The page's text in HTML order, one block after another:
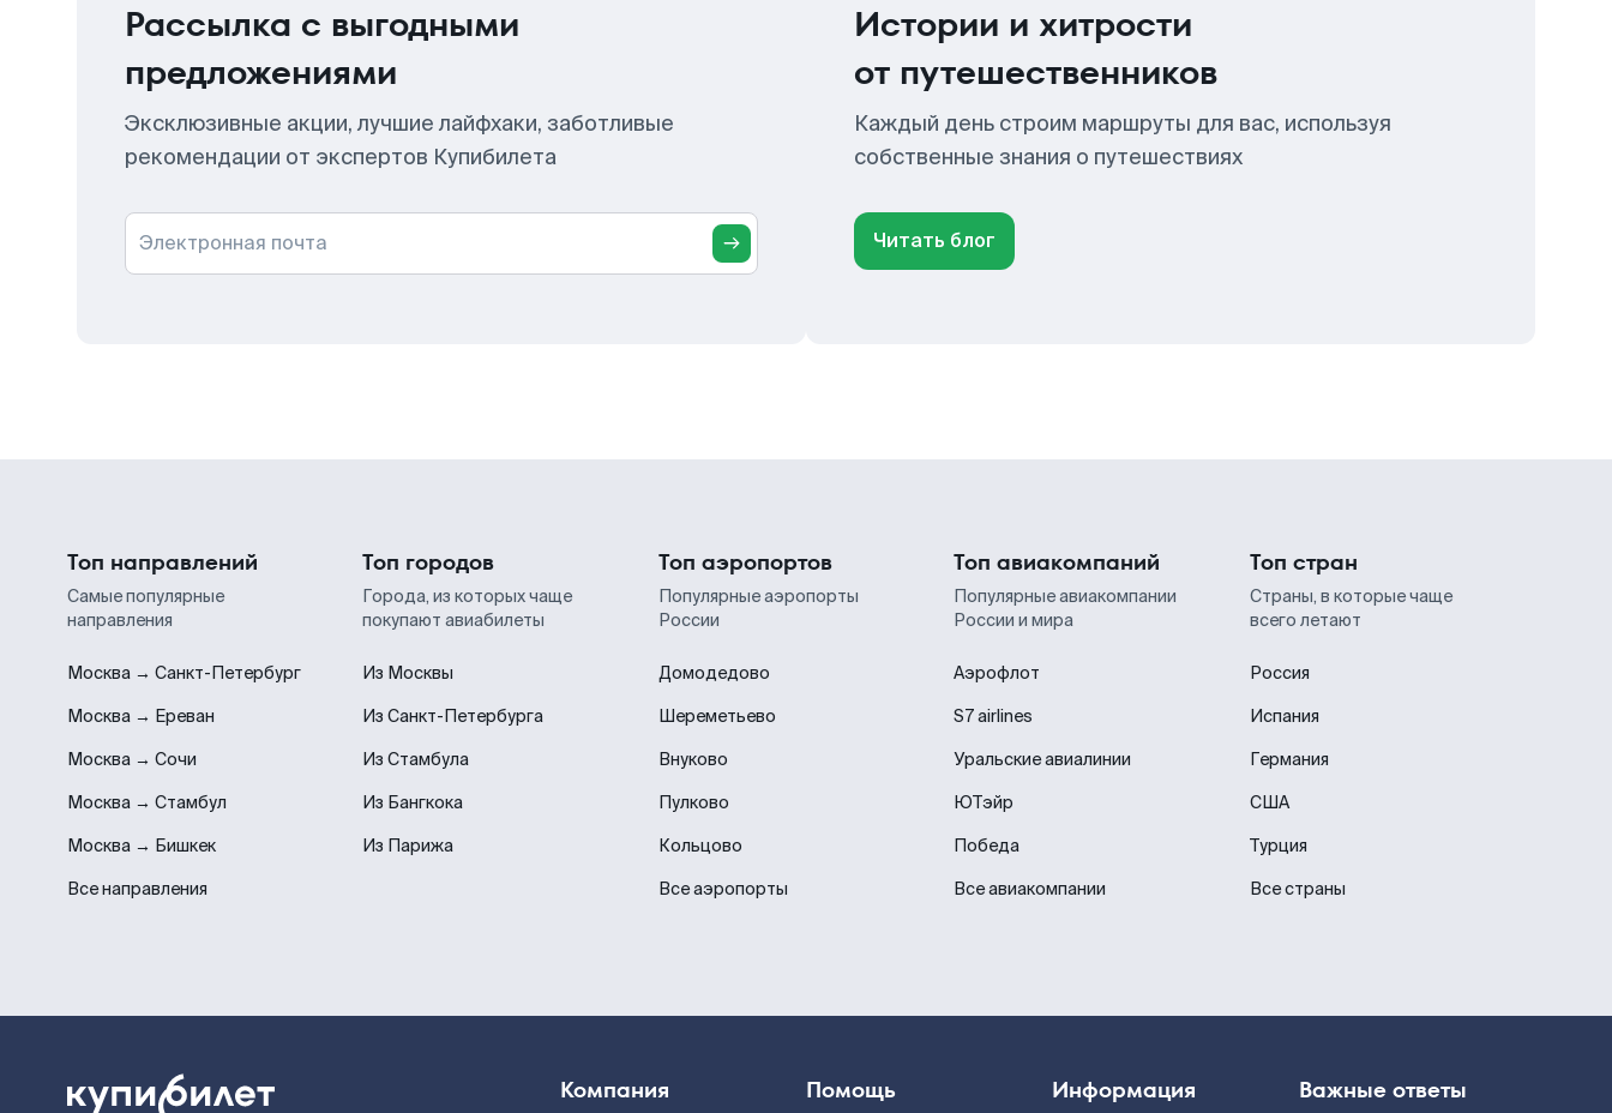
Рассылка с выгодными
предложениями
Эксклюзивные акции, лучшие лайфхаки, заботливые
рекомендации от экспертов Купибилета
Электронная почта
Истории и хитрости
от путешественников
Каждый день строим маршруты для вас, используя
собственные знания о путешествиях
Читать блог
Топ направлений
Самые популярные
направления
Москва → Санкт-Петербург
Москва → Ереван
Москва → Сочи
Москва → Стамбул
Москва → Бишкек
Все направления
Топ городов
Города, из которых чаще
покупают авиабилеты
Из Москвы
Из Санкт-Петербурга
Из Стамбула
Из Бангкока
Из Парижа
Топ аэропортов
Популярные аэропорты
России
Домодедово
Шереметьево
Внуково
Пулково
Кольцово
Все аэропорты
Топ авиакомпаний
Популярные авиакомпании
России и мира
Аэрофлот
S7 airlines
Уральские авиалинии
ЮТэйр
Победа
Все авиакомпании
Топ стран
Страны, в которые чаще
всего летают
Россия
Испания
Германия
США
Турция
Все страны
Компания Помощь Информация Важные ответы